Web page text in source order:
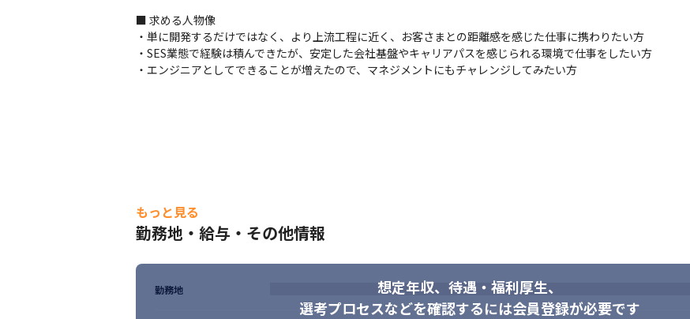
■ 求める人物像
・単に開発するだけではなく、より上流工程に近く、お客さまとの距離感を感じた仕事に携わりたい方
・SES業態で経験は積んできたが、安定した会社基盤やキャリアパスを感じられる環境で仕事をしたい方
・エンジニアとしてできることが増えたので、マネジメントにもチャレンジしてみたい方
もっと見る
勤務地・給与・その他情報
想定年収、待遇・福利厚生、
選考プロセスなどを確認するには会員登録が必要です
勤務地